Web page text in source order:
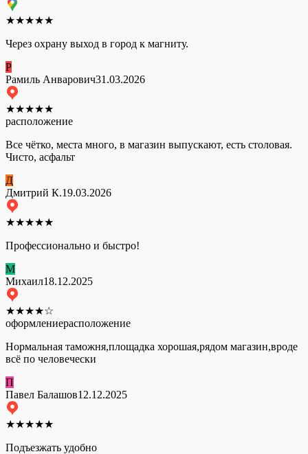
★★★★★
Через охрану выход в город к магниту.
Р
Рамиль Анварович31.03.2026
★★★★★
расположение
Все чётко, места много, в магазин выпускают, есть столовая.
Чисто, асфальт
Д
Дмитрий К.19.03.2026
★★★★★
Профессионально и быстро!
М
Михаил18.12.2025
★★★★☆
оформлениерасположение
Нормальная таможня,площадка хорошая,рядом магазин,вроде
всё по человечески
П
Павел Балашов12.12.2025
★★★★★
Подъезжать удобно